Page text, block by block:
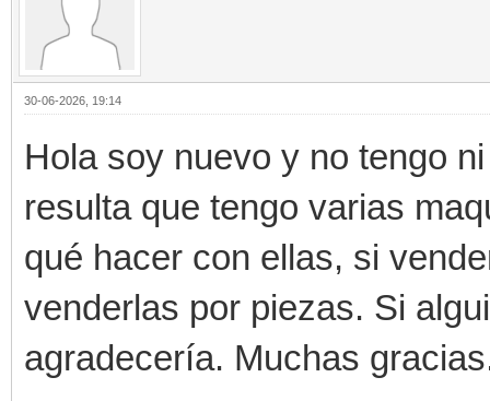
30-06-2026, 19:14
Hola soy nuevo y no tengo
resulta que tengo varias
qué hacer con ellas, si
venderlas por piezas. Si
agradecería. Muchas